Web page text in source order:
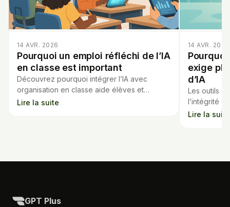
14 AVR. 2026
Pourquoi un emploi réfléchi de l’IA
en classe est important
Découvrez pourquoi intégrer l’IA avec
organisation en classe aide élèves et
enseignants à en tirer un maximum de
Lire la suite
14 AVR. 2026
exige
d’IA
Les outils
l’intégrité
pourquoi
Lire la suite
GPT Plus